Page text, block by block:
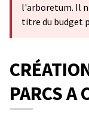
l'arboretum. Il
titre du budget
PARCS A